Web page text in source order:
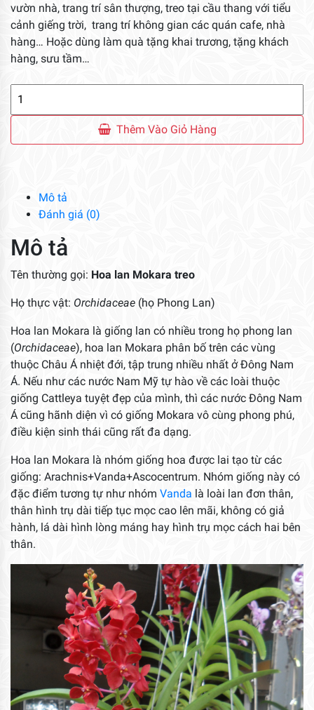
vườn nhà, trang trí sân thượng, treo tại cầu thang với tiểu
cảnh giếng trời, trang trí không gian các quán cafe, nhà
hàng… Hoặc dùng làm quà tặng khai trương, tặng khách
hàng, sưu tầm…
Treo
Thêm Vào Giỏ Hàng
Mô tả
Đánh giá (0)
Mô tả
Tên thường gọi: Hoa lan Mokara treo
Họ thực vật: Orchidaceae (họ Phong Lan)
Hoa lan Mokara là giống lan có nhiều trong họ phong lan
(Orchidaceae), hoa lan Mokara phân bố trên các vùng
thuộc Châu Á nhiệt đới, tập trung nhiều nhất ở Đông Nam
Á. Nếu như các nước Nam Mỹ tự hào về các loài thuộc
giống Cattleya tuyệt đẹp của mình, thì các nước Đông Nam
Á cũng hãnh diện vì có giống Mokara vô cùng phong phú,
điều kiện sinh thái cũng rất đa dạng.
Hoa lan Mokara là nhóm giống hoa được lai tạo từ các
giống: Arachnis+Vanda+Ascocentrum. Nhóm giống này có
đặc điểm tương tự như nhóm Vanda là loài lan đơn thân,
thân hình trụ dài tiếp tục mọc cao lên mãi, không có giả
hành, lá dài hình lòng máng hay hình trụ mọc cách hai bên
thân.